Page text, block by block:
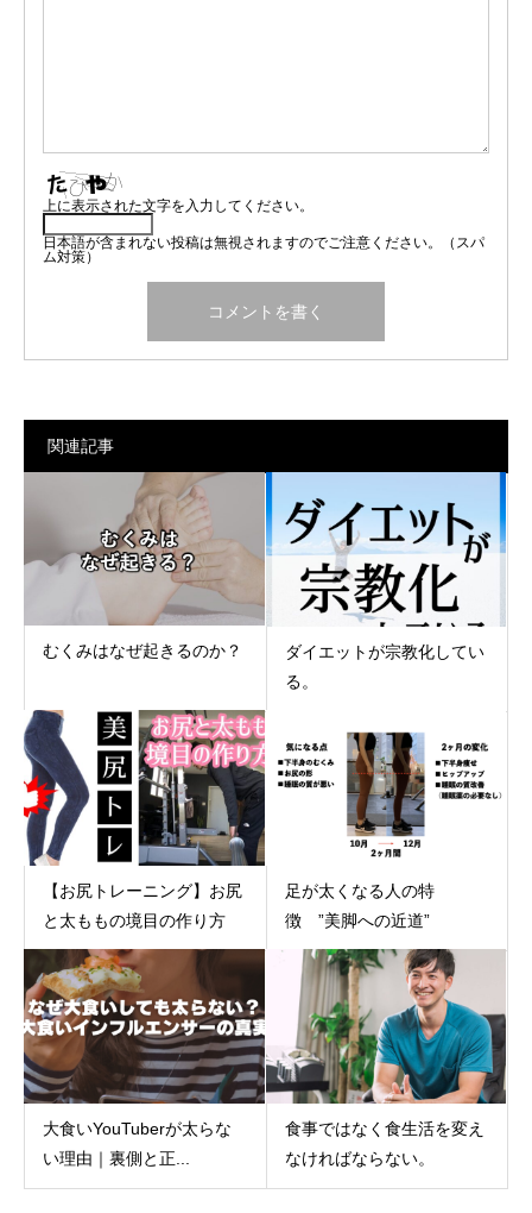
上に表示された文字を入力してください。
日本語が含まれない投稿は無視されますのでご注意ください。（スパ
ム対策）
関連記事
むくみはなぜ起きるのか？
ダイエットが宗教化してい
る。
【お尻トレーニング】お尻
と太ももの境目の作り方
足が太くなる人の特
徴 ”美脚への近道”
大食いYouTuberが太らな
い理由｜裏側と正...
食事ではなく食生活を変え
なければならない。